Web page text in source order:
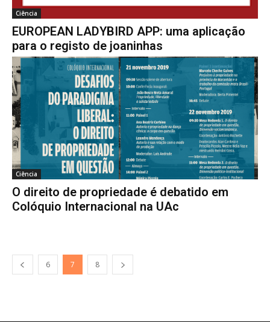
Ciência
EUROPEAN LADYBIRD APP: uma aplicação
para o registo de joaninhas
Ciência
O direito de propriedade é debatido em
Colóquio Internacional na UAc
6 7 8